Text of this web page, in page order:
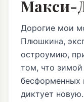
Макси-
Дорогие мои
Плюшкина,
остроумию,
том, что
бесформенных
диктует